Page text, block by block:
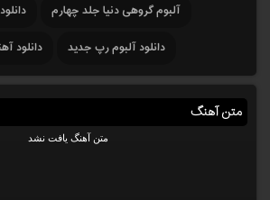
آلبوم گروهی دنیا جلد چهارم
دانلود آلبوم رپ جدید
دانلود
متن آهنگ
متن آهنگ یافت نشد